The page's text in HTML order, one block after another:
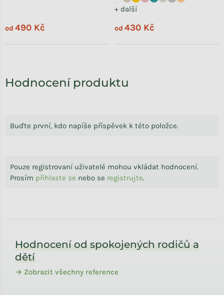
Hodnocení produktu
Buďte první, kdo napíše příspěvek k této položce.
Pouze registrovaní uživatelé mohou vkládat hodnocení.
Prosím přihlaste se nebo se registrujte.
od 490 Kč
+ další
od 430 Kč
Hodnocení od spokojených rodičů a
dětí
→ Zobrazit všechny reference